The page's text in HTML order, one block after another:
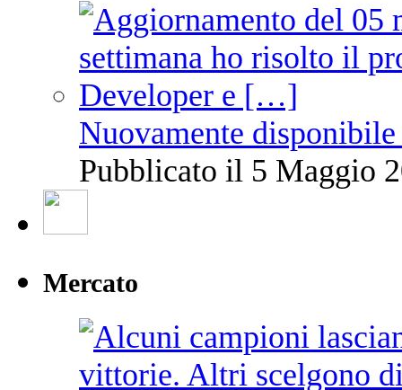
Nuovamente
Pubblicato il 5 Maggio
Mercato